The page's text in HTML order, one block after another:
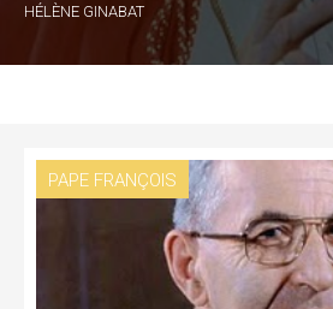
HÉLÈNE GINABAT
PAPE FRANÇOIS